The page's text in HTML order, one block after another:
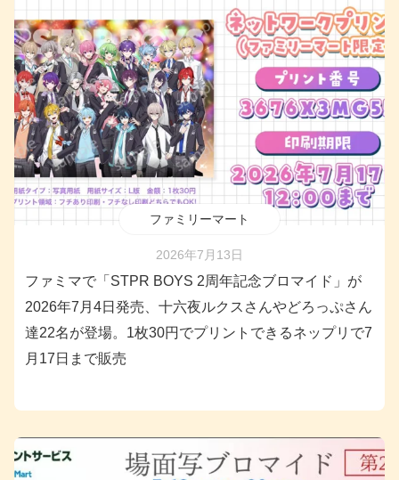
ファミリーマート
2026年7月13日
ファミマで「STPR BOYS 2周年記念ブロマイド」が
2026年7月4日発売、十六夜ルクスさんやどろっぷさん
達22名が登場。1枚30円でプリントできるネップリで7
月17日まで販売